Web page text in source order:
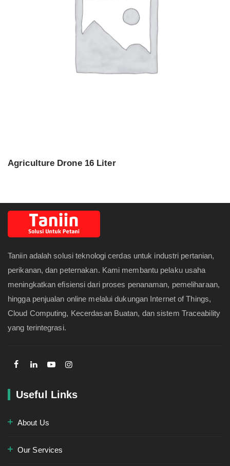
Agriculture Drone 16 Liter
Taniin adalah solusi teknologi cerdas untuk industri pertanian,
perikanan, dan peternakan. Kami membantu pelaku usaha
meningkatkan efisiensi dari proses penanaman, pemeliharaan,
hingga penjualan online melalui dukungan Internet of Things,
Cloud Computing, Kecerdasan Buatan, dan sistem Traceability
yang terintegrasi.
Useful Links
About Us
Our Services